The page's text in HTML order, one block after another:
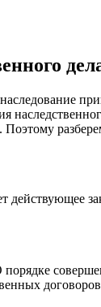
действующее